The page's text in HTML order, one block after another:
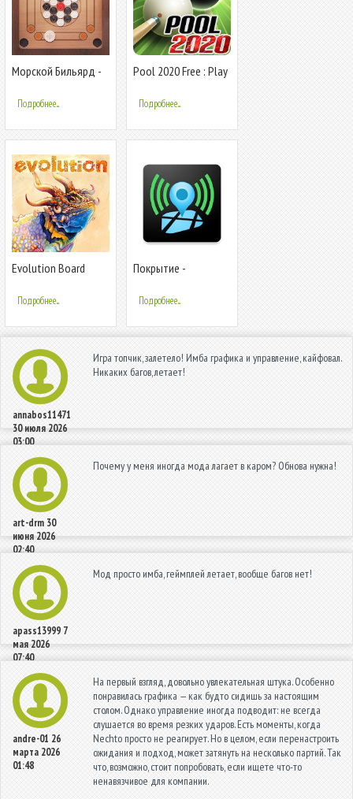
Морской Бильярд -
Game
Подробнее...
Pool 2020 Free : Play
Подробнее...
Evolution Board
Подробнее...
Покрытие -
сети и Wi-Fi сети
Подробнее...
annabos11471
30 июля 2026
03:00
Игра топчик, залетело! Имба графика и управление, кайфовал.
Никаких багов, летает!
art-drm 30
июня 2026
02:40
Почему у меня иногда мода лагает в каром? Обнова нужна!
apass13999 7
мая 2026
07:40
Мод просто имба, геймплей летает, вообще багов нет!
andre-01 26
марта 2026
01:48
На первый взгляд, довольно увлекательная штука. Особенно
понравилась графика — как будто сидишь за настоящим
столом. Однако управление иногда подводит: не всегда
слушается во время резких ударов. Есть моменты, когда
Nechto просто не реагирует. Но в целом, если перенастроить
ожидания и подход, может затянуть на несколько партий. Так
что, возможно, стоит попробовать, если ищете что-то
ненавязчивое для компании.